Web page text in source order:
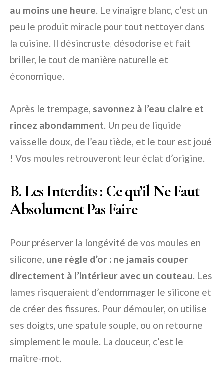
au moins une heure . Le vinaigre blanc, c’est un
peu le produit miracle pour tout nettoyer dans
la cuisine. Il désincruste, désodorise et fait
briller, le tout de manière naturelle et
économique.
Après le trempage, savonnez à l’eau claire et
rincez abondamment . Un peu de liquide
vaisselle doux, de l’eau tiède, et le tour est joué
! Vos moules retrouveront leur éclat d’origine.
B. Les Interdits : Ce qu’il Ne Faut
Absolument Pas Faire
Pour préserver la longévité de vos moules en
silicone, une règle d’or : ne jamais couper
directement à l’intérieur avec un couteau . Les
lames risqueraient d’endommager le silicone et
de créer des fissures. Pour démouler, on utilise
ses doigts, une spatule souple, ou on retourne
simplement le moule. La douceur, c’est le
maître-mot.